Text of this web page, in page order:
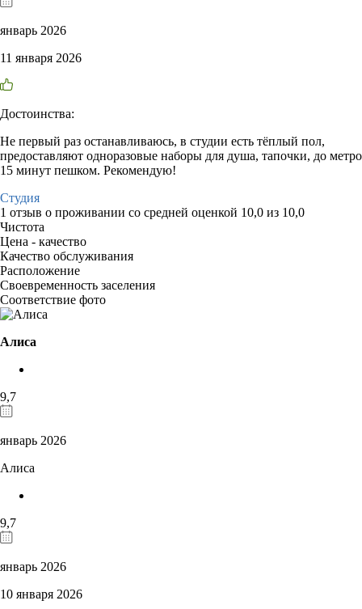
январь 2026
11 января 2026
Достоинства:
Не первый раз останавливаюсь, в студии есть тёплый пол,
предоставляют одноразовые наборы для душа, тапочки, до метро
15 минут пешком. Рекомендую!
Студия
1 отзыв о проживании со средней оценкой 10,0 из 10,0
Чистота
Цена - качество
Качество обслуживания
Расположение
Своевременность заселения
Соответствие фото
Алиса
9,7
январь 2026
Алиса
9,7
январь 2026
10 января 2026